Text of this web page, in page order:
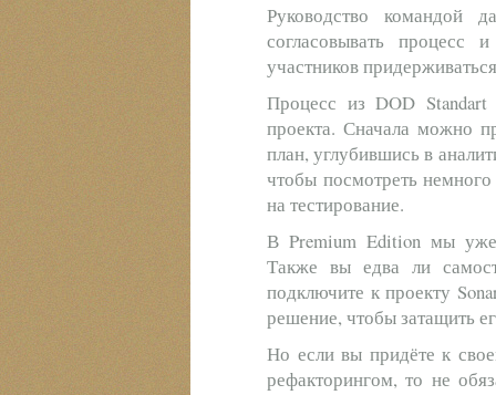
Руководство
согласовывать процесс
участников
Процесс из DOD
проекта. Сначала можно
план, углубившись в
чтобы посмотреть
на тестирование.
В Premium Edition мы
Также вы едва ли
подключите к проекту
решение, чтобы затащить
Но если вы придёте к
рефакторингом, то не